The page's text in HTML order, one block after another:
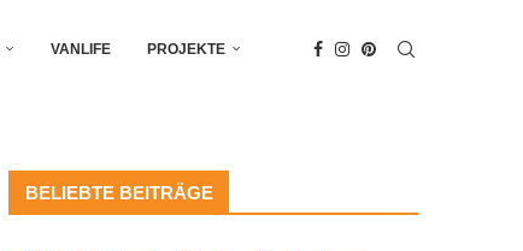
VANLIFE PROJEKTE
BELIEBTE BEITRÄGE